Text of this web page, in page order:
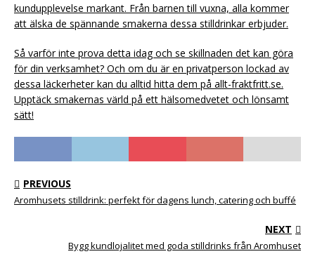
kundupplevelse markant. Från barnen till vuxna, alla kommer
att älska de spännande smakerna dessa stilldrinkar erbjuder.
Så varför inte prova detta idag och se skillnaden det kan göra
för din verksamhet? Och om du är en privatperson lockad av
dessa läckerheter kan du alltid hitta dem på allt-fraktfritt.se.
Upptäck smakernas värld på ett hälsomedvetet och lönsamt
sätt!
PREVIOUS
Aromhusets stilldrink: perfekt för dagens lunch, catering och buffé
NEXT
Bygg kundlojalitet med goda stilldrinks från Aromhuset